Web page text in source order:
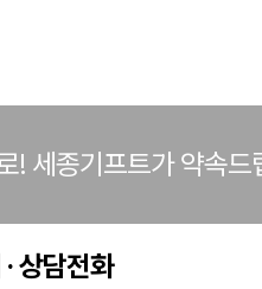
! 세종기프트가 약속드
상담전화